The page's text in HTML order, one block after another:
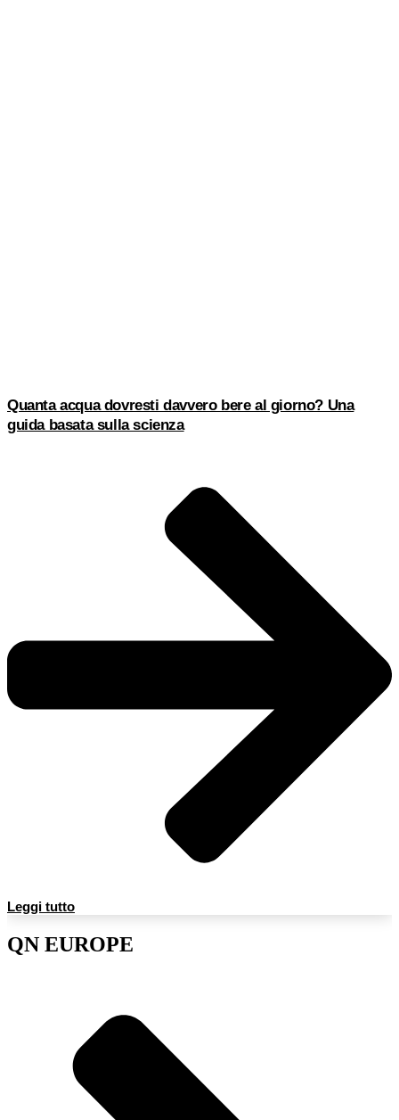
Quanta acqua dovresti davvero bere al giorno? Una
guida basata sulla scienza
Leggi tutto
QN EUROPE